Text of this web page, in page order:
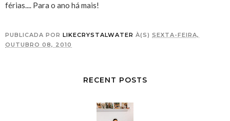
férias.... Para o ano há mais!
PUBLICADA POR LIKECRYSTALWATER À(S) SEXTA-FEIRA,
OUTUBRO 08, 2010
RECENT POSTS